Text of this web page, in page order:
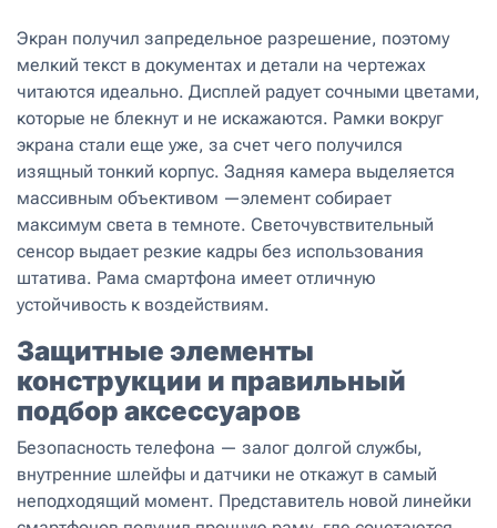
Экран получил запредельное разрешение, поэтому
мелкий текст в документах и детали на чертежах
читаются идеально. Дисплей радует сочными цветами,
которые не блекнут и не искажаются. Рамки вокруг
экрана стали еще уже, за счет чего получился
изящный тонкий корпус. Задняя камера выделяется
массивным объективом —элемент собирает
максимум света в темноте. Светочувствительный
сенсор выдает резкие кадры без использования
штатива. Рама смартфона имеет отличную
устойчивость к воздействиям.
Защитные элементы
конструкции и правильный
подбор аксессуаров
Безопасность телефона — залог долгой службы,
внутренние шлейфы и датчики не откажут в самый
неподходящий момент. Представитель новой линейки